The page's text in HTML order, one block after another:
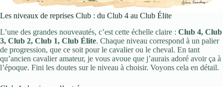
Les niveaux de reprises Club : du Club 4 au Club Élite
L’une des grandes nouveautés, c’est cette échelle claire : Club 4, Club
3, Club 2, Club 1, Club Élite. Chaque niveau correspond à un palier
de progression, que ce soit pour le cavalier ou le cheval. En tant
qu’ancien cavalier amateur, je vous avoue que j’aurais adoré avoir ça à
l’époque. Fini les doutes sur le niveau à choisir. Voyons cela en détail.